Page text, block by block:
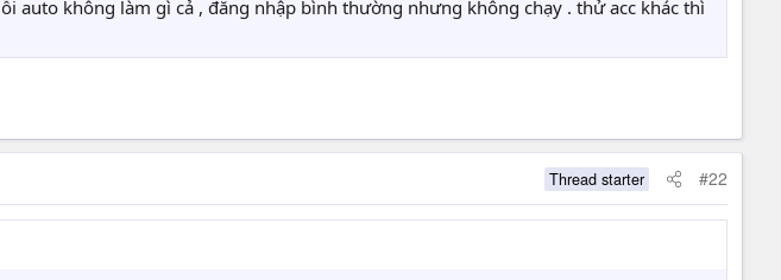
auto không làm gì cả , đăng nhập bình thường nhưng không chạy . thử acc khác thì
Thread starter #22